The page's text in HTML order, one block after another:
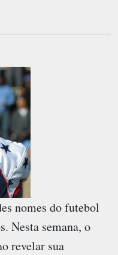
nomes do futebol
Nesta semana, o
revelar sua